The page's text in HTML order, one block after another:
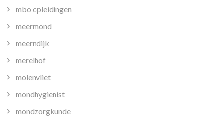
mbo opleidingen
meermond
meerndijk
merelhof
molenvliet
mondhygienist
mondzorgkunde